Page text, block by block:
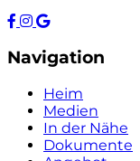
Navigation
Heim
Medien
In der Nähe
Dokumente